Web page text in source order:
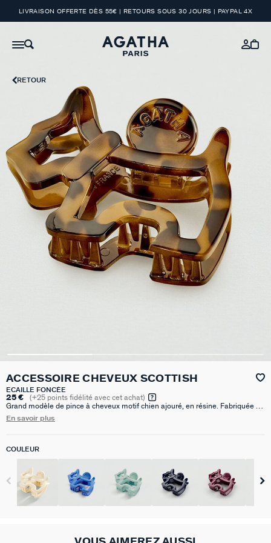
LIVRAISON OFFERTE DÈS 55€ | RETOURS SOUS 30 JOURS | PAYPAL 4X
RETOUR
ACCESSOIRE CHEVEUX SCOTTISH
ECAILLE FONCÉE
25 € (+25 points fidélité avec cet achat)
Grand modèle de pince à cheveux motif chien ajouré, en résine. Fabriquée en
France
En savoir plus
COULEUR